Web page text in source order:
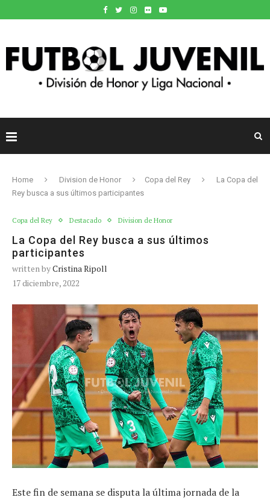
Home Division de Honor Copa del Rey
La Copa del
Rey busca a sus últimos participantes
Copa del Rey Destacado Division de Honor
La Copa del Rey busca a sus últimos
participantes
written byCristina Ripoll
17 diciembre, 2022
Este fin de semana se disputa la última jornada de la